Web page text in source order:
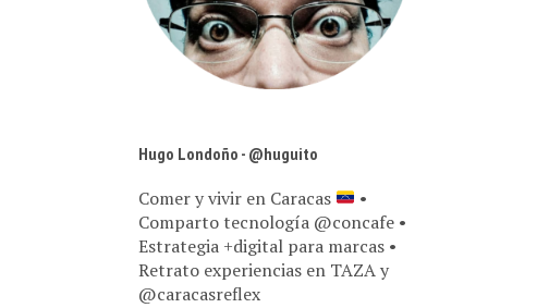
Hugo Londoño - @huguito
Comer y vivir en Caracas
•
Comparto tecnología @concafe •
Estrategia +digital para marcas •
Retrato experiencias en TAZA y
@caracasreflex